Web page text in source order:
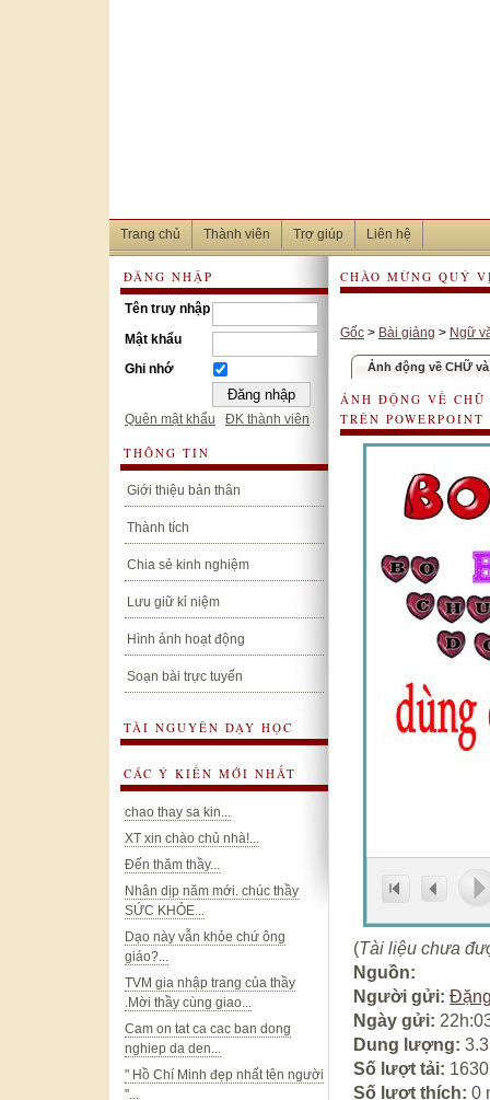
Trang chủ Thành viên Trợ giúp Liên hệ
ĐĂNG NHẬP
Tên truy nhập
Mật khẩu
Ghi nhớ
Quên mật khẩu ĐK thành viên
THÔNG TIN
Giới thiệu bản thân
Thành tích
Chia sẻ kinh nghiệm
Lưu giữ kỉ niệm
Hình ảnh hoạt động
Soạn bài trực tuyến
TÀI NGUYÊN DẠY HỌC
CÁC Ý KIẾN MỚI NHẤT
chao thay sa kin...
XT xin chào chủ nhà!...
Đến thăm thầy...
Nhân dịp năm mới. chúc thầy
SỨC KHỎE...
Dạo này vẫn khỏe chứ ông
giáo?...
TVM gia nhập trang của thầy
.Mời thầy cùng giao...
Cam on tat ca cac ban dong
nghiep da den...
" Hồ Chí Minh đẹp nhất tên người
"...
CHÀO MỪNG QUÝ
Gốc > Bài giảng > Ngữ
Ảnh động về CHỮ
ẢNH ĐỘNG VỀ
TRÊN POWERPOINT
(Tài liệu chưa
Nguồn:
Người gửi:
Ngày gửi:
Dung lượng:
Số lượt tải: 1630
Số lượt thích: 0